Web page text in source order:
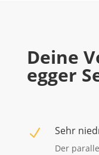
Deine
egger
N Sehr
Der